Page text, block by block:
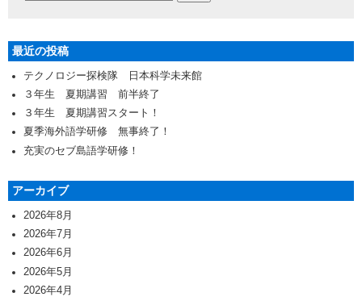
最近の投稿
テクノロジー探検隊 日本科学未来館
３年生 夏期講習 前半終了
３年生 夏期講習スタート！
夏季海外語学研修 無事終了！
充実のセブ島語学研修！
アーカイブ
2026年8月
2026年7月
2026年6月
2026年5月
2026年4月